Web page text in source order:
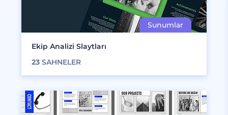
Ekip Analizi Slaytları
23 SAHNELER